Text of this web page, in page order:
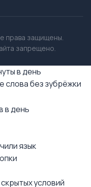
права защищены.
запрещено.
в день
слова без зубрёжки
в день
язык
условий